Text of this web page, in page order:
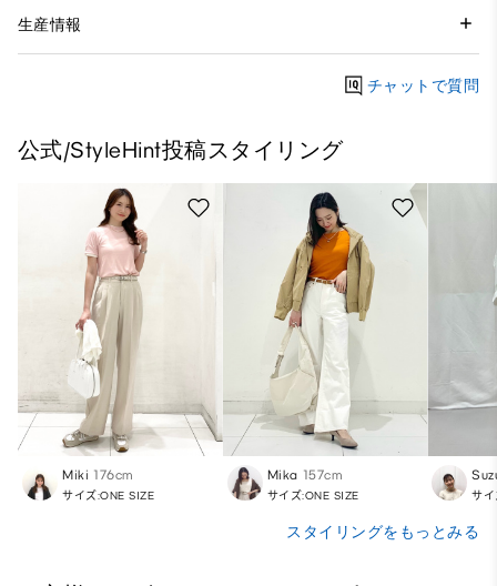
生産情報
チャットで質問
公式/StyleHint投稿スタイリング
Miki 176cm
サイズ:ONE SIZE
Mika 157cm
サイズ:ONE SIZE サ
スタイリングをもっとみる